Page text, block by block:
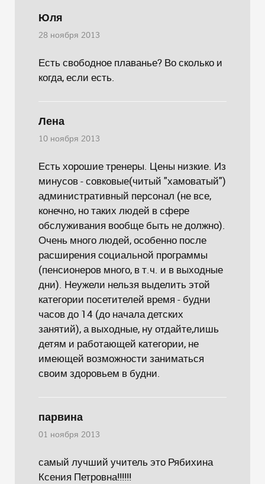
Юля
28 ноября 2013
Есть свободное плаванье? Во сколько и
когда, если есть.
Лена
10 ноября 2013
Есть хорошие тренеры. Цены низкие. Из
минусов - совковые(читый "хамоватый")
административный персонал (не все,
конечно, но таких людей в сфере
обслуживания вообще быть не должно).
Очень много людей, особенно после
расширения социальной программы
(пенсионеров много, в т.ч. и в выходные
дни). Неужели нельзя выделить этой
категории посетителей время - будни
часов до 14 (до начала детских
занятий), а выходные, ну отдайте,лишь
детям и работающей категории, не
имеющей возможности заниматься
своим здоровьем в будни.
парвина
01 ноября 2013
самый лучший учитель это Рябихина
Ксения Петровна!!!!!!